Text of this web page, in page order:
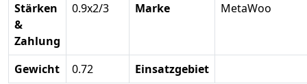
Stärken
&
Zahlung
0.9x2/3 Marke MetaWoo
Gewicht 0.72 Einsatzgebiet